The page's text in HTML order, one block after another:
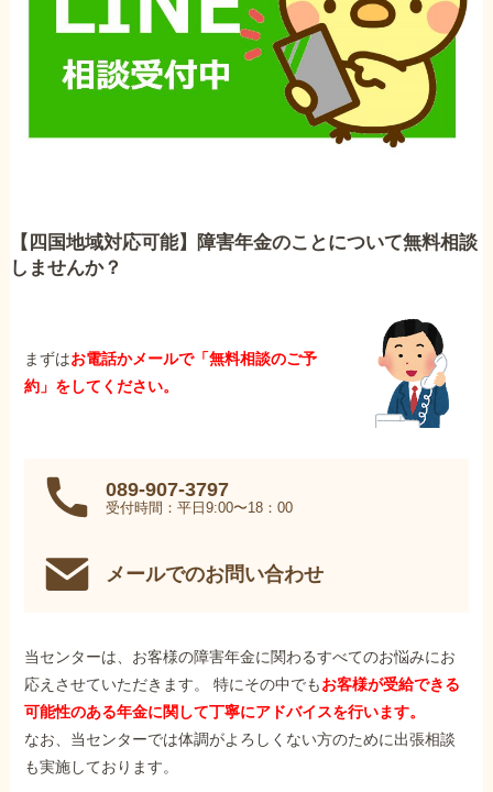
【四国地域対応可能】障害年金のことについて無料相談
しませんか？
まずはお電話かメールで「無料相談のご予
約」をしてください。
089-907-3797
受付時間：平日9:00〜18：00
メールでのお問い合わせ
当センターは、お客様の障害年金に関わるすべてのお悩みにお
応えさせていただきます。 特にその中でもお客様が受給できる
可能性のある年金に関して丁寧にアドバイスを行います。
なお、当センターでは体調がよろしくない方のために出張相談
も実施しております。